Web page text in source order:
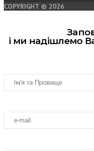
COPYRIGHT © 2026
і ми надішлемо